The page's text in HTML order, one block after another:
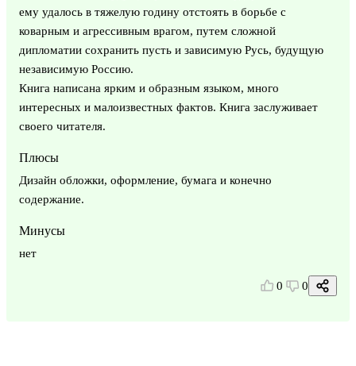
ему удалось в тяжелую годину отстоять в борьбе с
коварным и агрессивным врагом, путем сложной
дипломатии сохранить пусть и зависимую Русь, будущую
независимую Россию.
Книга написана ярким и образным языком, много
интересных и малоизвестных фактов. Книга заслуживает
своего читателя.
Плюсы
Дизайн обложки, оформление, бумага и конечно
содержание.
Минусы
нет
0 0